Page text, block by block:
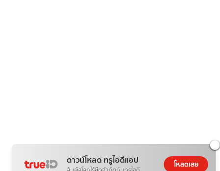
ดาวน์โหลด ทรูไอดีแอป โหลดเลย